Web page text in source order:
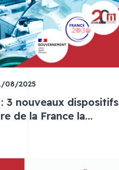
08/2025
: 3 nouveaux dispositifs
de la France la